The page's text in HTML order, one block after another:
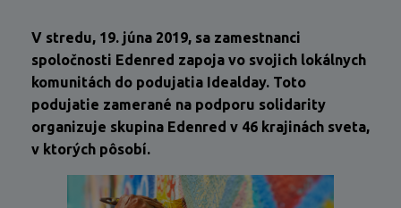
V stredu, 19. júna 2019, sa zamestnanci
spoločnosti Edenred zapoja vo svojich lokálnych
komunitách do podujatia Idealday. Toto
podujatie zamerané na podporu solidarity
organizuje skupina Edenred v 46 krajinách sveta,
v ktorých pôsobí.